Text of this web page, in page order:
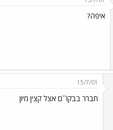
איפה?
15/7/01
תברר בבקו``ם אצל קצין מיון